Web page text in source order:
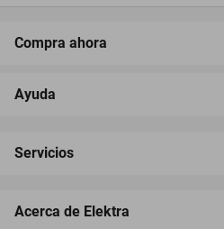
Compra ahora
Ayuda
Servicios
Acerca de Elektra